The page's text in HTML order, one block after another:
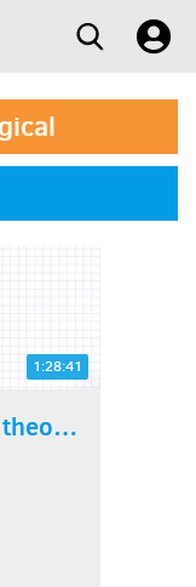
1:28:41
2023.09.20 Why BF theory...